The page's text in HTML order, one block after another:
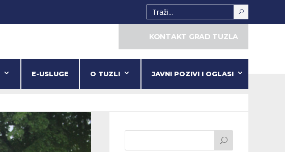
KONTAKT GRAD TUZLA
E-USLUGE O TUZLI JAVNI POZIVI I OGLASI